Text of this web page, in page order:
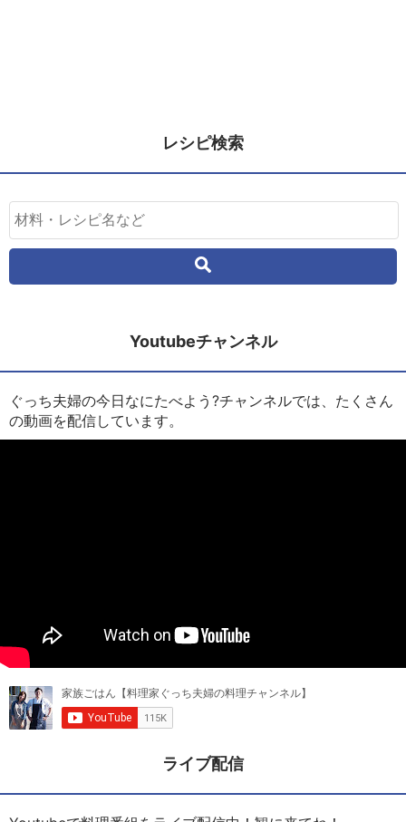
レシピ検索
Youtubeチャンネル
ぐっち夫婦の今日なにたべよう?チャンネルでは、たくさん
の動画を配信しています。
ライブ配信